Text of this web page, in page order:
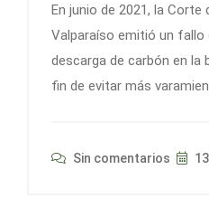
En junio de 2021, la Corte
Valparaíso emitió un fallo
descarga de carbón en la
fin de evitar más
Sin comentarios